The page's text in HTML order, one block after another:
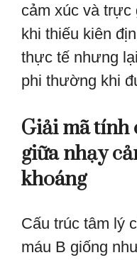
cảm xúc và trực
khi thiếu kiên
thực tế nhưng
phi thường khi
Giải mã tính
giữa nhạy
khoáng
Cấu trúc tâm lý
máu B giống